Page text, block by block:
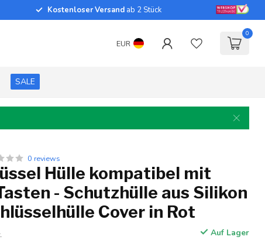
Kostenloser Versand ab 2 Stück
EUR
0
SALE
0 reviews
Hülle kompatibel mit
- Schutzhülle aus Silikon
Cover in Rot
Auf Lager